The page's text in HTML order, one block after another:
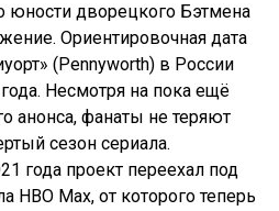
юности дворецкого Бэтмена
Ориентировочная дата
(Pennyworth) в России
Несмотря на пока ещё
анонса, фанаты не теряют
сезон сериала.
года проект переехал под
HBO Max, от которого теперь